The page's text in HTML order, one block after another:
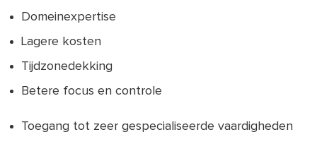
Domeinexpertise
Lagere kosten
Tijdzonedekking
Betere focus en controle
Toegang tot zeer gespecialiseerde vaardigheden